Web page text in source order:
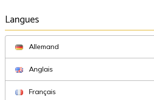
Langues
Allemand
Anglais
Français